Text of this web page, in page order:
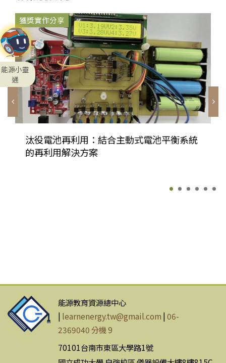
獲獎實作分享
汰役電池再利用：結合主動式電池平衡系統
的再利用解決方案
能源小靈
通
能源教育資源總中心
| learnenergy.tw@gmail.com |06-
2369040 分機 9
70101台南市東區大學路1號